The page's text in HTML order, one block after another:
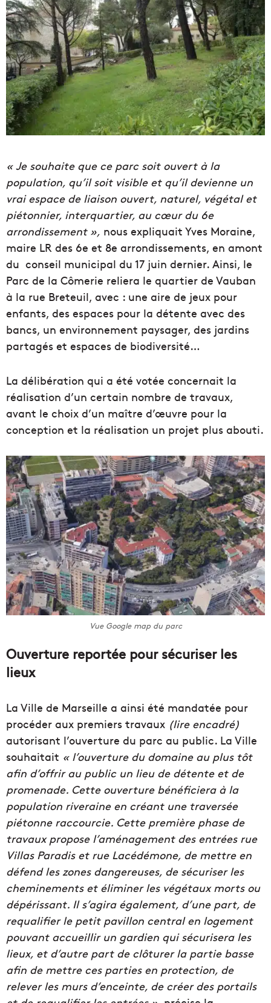
« Je souhaite que ce parc soit ouvert à la
population, qu’il soit visible et qu’il devienne un
vrai espace de liaison ouvert, naturel, végétal et
piétonnier, interquartier, au cœur du 6e
arrondissement », nous expliquait Yves Moraine,
maire LR des 6e et 8e arrondissements, en amont
du conseil municipal du 17 juin dernier. Ainsi, le
Parc de la Cômerie reliera le quartier de Vauban
à la rue Breteuil, avec : une aire de jeux pour
enfants, des espaces pour la détente avec des
bancs, un environnement paysager, des jardins
partagés et espaces de biodiversité…
La délibération qui a été votée concernait la
réalisation d’un certain nombre de travaux,
avant le choix d’un maître d’œuvre pour la
conception et la réalisation un projet plus abouti.
Vue Google map du parc
Ouverture reportée pour sécuriser les
lieux
La Ville de Marseille a ainsi été mandatée pour
procéder aux premiers travaux (lire encadré)
autorisant l’ouverture du parc au public. La Ville
souhaitait « l’ouverture du domaine au plus tôt
afin d’offrir au public un lieu de détente et de
promenade. Cette ouverture bénéficiera à la
population riveraine en créant une traversée
piétonne raccourcie. Cette première phase de
travaux propose l’aménagement des entrées rue
Villas Paradis et rue Lacédémone, de mettre en
défend les zones dangereuses, de sécuriser les
cheminements et éliminer les végétaux morts ou
dépérissant. Il s’agira également, d’une part, de
requalifier le petit pavillon central en logement
pouvant accueillir un gardien qui sécurisera les
lieux, et d’autre part de clôturer la partie basse
afin de mettre ces parties en protection, de
relever les murs d’enceinte, de créer des portails